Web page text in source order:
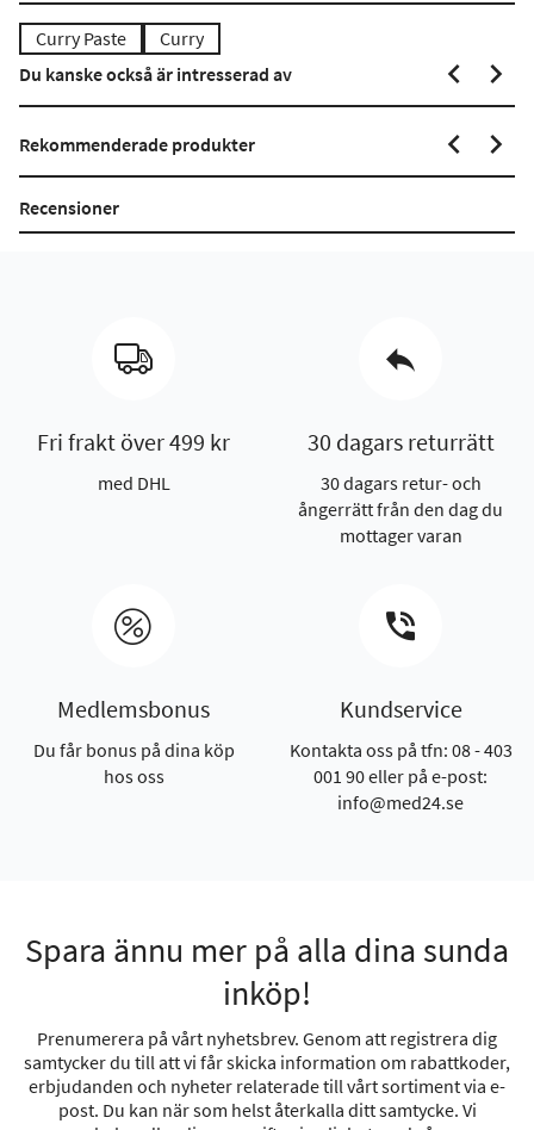
Curry Paste
Curry
Du kanske också är intresserad av
Rekommenderade produkter
Recensioner
Fri frakt över 499 kr
med DHL
30 dagars returrätt
30 dagars retur- och
ångerrätt från den dag du
mottager varan
Medlemsbonus
Du får bonus på dina köp
hos oss
Kundservice
Kontakta oss på tfn: 08 - 403
001 90 eller på e-post:
info@med24.se
Spara ännu mer på alla dina sunda
inköp!
Prenumerera på vårt nyhetsbrev. Genom att registrera dig
samtycker du till att vi får skicka information om rabattkoder,
erbjudanden och nyheter relaterade till vårt sortiment via e-
post. Du kan när som helst återkalla ditt samtycke. Vi